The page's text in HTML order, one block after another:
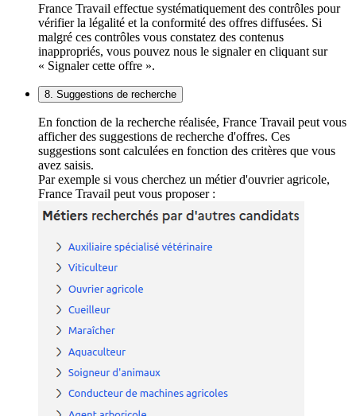
France Travail effectue systématiquement des contrôles pour
vérifier la légalité et la conformité des offres diffusées. Si
malgré ces contrôles vous constatez des contenus
inappropriés, vous pouvez nous le signaler en cliquant sur
« Signaler cette offre ».
8. Suggestions de recherche
En fonction de la recherche réalisée, France Travail peut vous
afficher des suggestions de recherche d'offres. Ces
suggestions sont calculées en fonction des critères que vous
avez saisis.
Par exemple si vous cherchez un métier d'ouvrier agricole,
France Travail peut vous proposer :